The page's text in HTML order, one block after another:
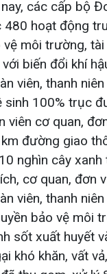
các cấp bộ
hoạt động
môi trường, tài
biến đổi khí
viên, thanh
sinh 100% trục
viên cơ quan,
đường giao
nghìn cây xanh
cơ quan, đơn
viên, thanh
bảo vệ môi
sốt xuất huyết
khó khăn, vất